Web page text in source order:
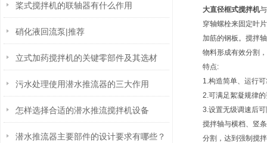
桨式搅拌机的联轴器有什么作用
硝化液回流泵|推荐
立式加药搅拌机的关键零部件及其选材
污水处理使用潜水推流器的三大作用
怎样选择合适的潜水推流搅拌机设备
潜水推流器主要部件的设计要求有哪些？
大直径框式搅拌机
穿轴螺栓来固定叶
加筋的钢板。搅拌
物料形成有效分割
特点:
1.构造简单、运行
2.可满足絮凝规律
3.设置无级调速后
搅拌轴与横档、竖
分割，达到强制搅